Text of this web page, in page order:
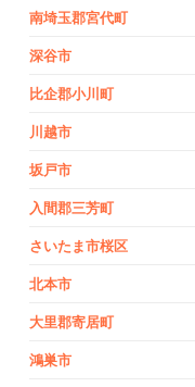
南埼玉郡宮代町
深谷市
比企郡小川町
川越市
坂戸市
入間郡三芳町
さいたま市桜区
北本市
大里郡寄居町
鴻巣市